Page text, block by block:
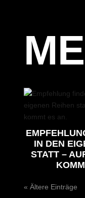
IN DEN
STATT –
« Ältere Einträge